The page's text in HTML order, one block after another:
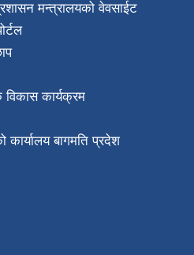
मन्त्रालयको वेवसाईट
विकास कार्यक्रम
कार्यालय बागमति प्रदेश